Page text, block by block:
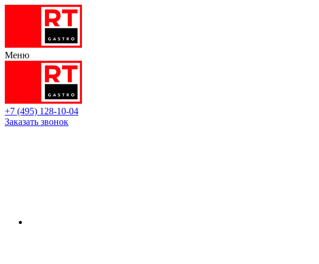
Меню
+7 (495) 128-10-04
Заказать звонок